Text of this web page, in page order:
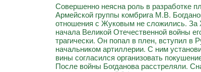
Совершенно неясна роль в разработке
Армейской группы комбрига М.В.
отношения с Жуковым не сложились. За
начала Великой Отечественной войны
трагически. Он попал в плен, вступил
начальником артиллерии. С ним
вины согласился организовать
После войны Богданова расстреляли.